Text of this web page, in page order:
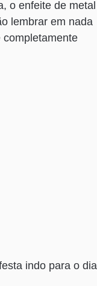
o enfeite de metal
lembrar em nada
indo para o dia